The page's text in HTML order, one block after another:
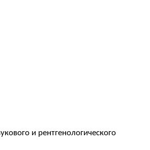
и рентгенологического